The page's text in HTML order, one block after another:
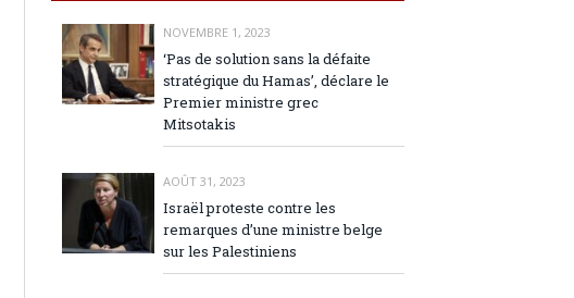
NOVEMBRE 1, 2023
‘Pas de solution sans la défaite
stratégique du Hamas’, déclare le
Premier ministre grec
Mitsotakis
AOÛT 31, 2023
Israël proteste contre les
remarques d’une ministre belge
sur les Palestiniens